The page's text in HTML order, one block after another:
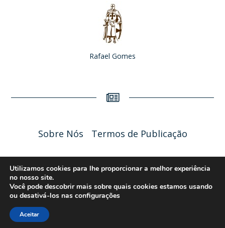
Rafael Gomes
Sobre Nós Termos de Publicação
Liceu Online 2026 - Política de Privacidade
Utilizamos cookies para lhe proporcionar a melhor experiência
no nosso site.
Você pode descobrir mais sobre quais cookies estamos usando
ou desativá-los nas configurações
Aceitar